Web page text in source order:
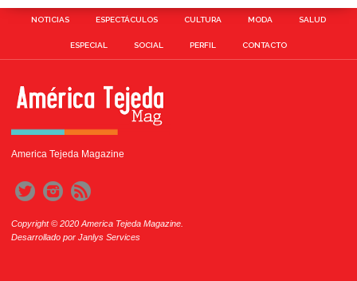
NOTICIAS ESPECTÁCULOS CULTURA MODA SALUD
ESPECIAL SOCIAL PERFIL CONTACTO
America Tejeda Magazine
Copyright © 2020 America Tejeda Magazine.
Desarrollado por Janlys Services